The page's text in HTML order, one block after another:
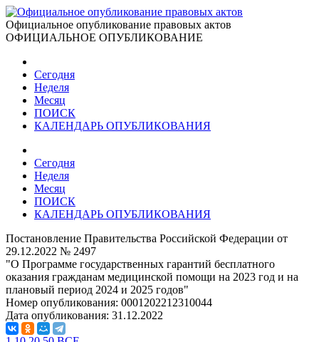
Официальное опубликование правовых актов
ОФИЦИАЛЬНОЕ ОПУБЛИКОВАНИЕ
Сегодня
Неделя
Месяц
ПОИСК
КАЛЕНДАРЬ ОПУБЛИКОВАНИЯ
Сегодня
Неделя
Месяц
ПОИСК
КАЛЕНДАРЬ ОПУБЛИКОВАНИЯ
Постановление Правительства Российской Федерации от
29.12.2022 № 2497
"О Программе государственных гарантий бесплатного
оказания гражданам медицинской помощи на 2023 год и на
плановый период 2024 и 2025 годов"
Номер опубликования: 0001202212310044
Дата опубликования: 31.12.2022